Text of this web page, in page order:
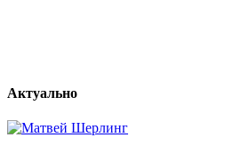
Актуально